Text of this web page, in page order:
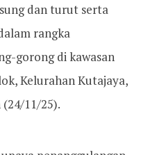
dan turut serta
rangka
gorong di kawasan
Kelurahan Kutajaya,
(24/11/25).